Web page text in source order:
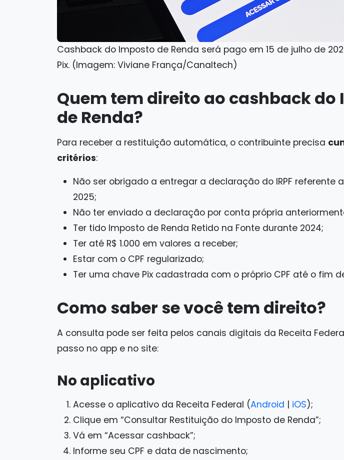
Cashback do Imposto de Renda será pago em 15 de julho de
Pix. (Imagem: Viviane França/Canaltech)
Quem tem direito ao cashback do
de Renda?
Para receber a restituição automática, o contribuinte precisa
critérios:
Não ser obrigado a entregar a declaração do IRPF referente
2025;
Não ter enviado a declaração por conta própria
Ter tido Imposto de Renda Retido na Fonte durante 2024;
Ter até R$ 1.000 em valores a receber;
Estar com o CPF regularizado;
Ter uma chave Pix cadastrada com o próprio CPF até o fim
Como saber se você tem direito?
A consulta pode ser feita pelos canais digitais da Receita
passo no app e no site:
No aplicativo
Acesse o aplicativo da Receita Federal (Android | iOS);
Clique em “Consultar Restituição do Imposto de Renda”;
Vá em “Acessar cashback”;
Informe seu CPF e data de nascimento;